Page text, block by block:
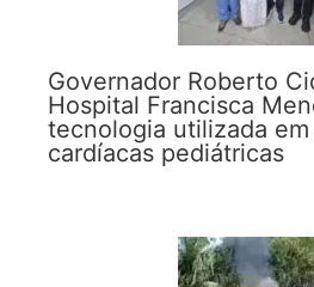
Governador Roberto
Hospital Francisca
tecnologia utilizada
cardíacas pediátricas